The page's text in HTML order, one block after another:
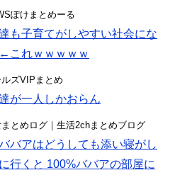
ぽけまとめーる
も子育てがしやすい社会にな
これｗｗｗｗｗ
ズVIPまとめ
が一人しかおらん
とめログ｜生活2chまとめブログ
バアはどうしても添い寝がし
行くと 100%ババアの部屋に